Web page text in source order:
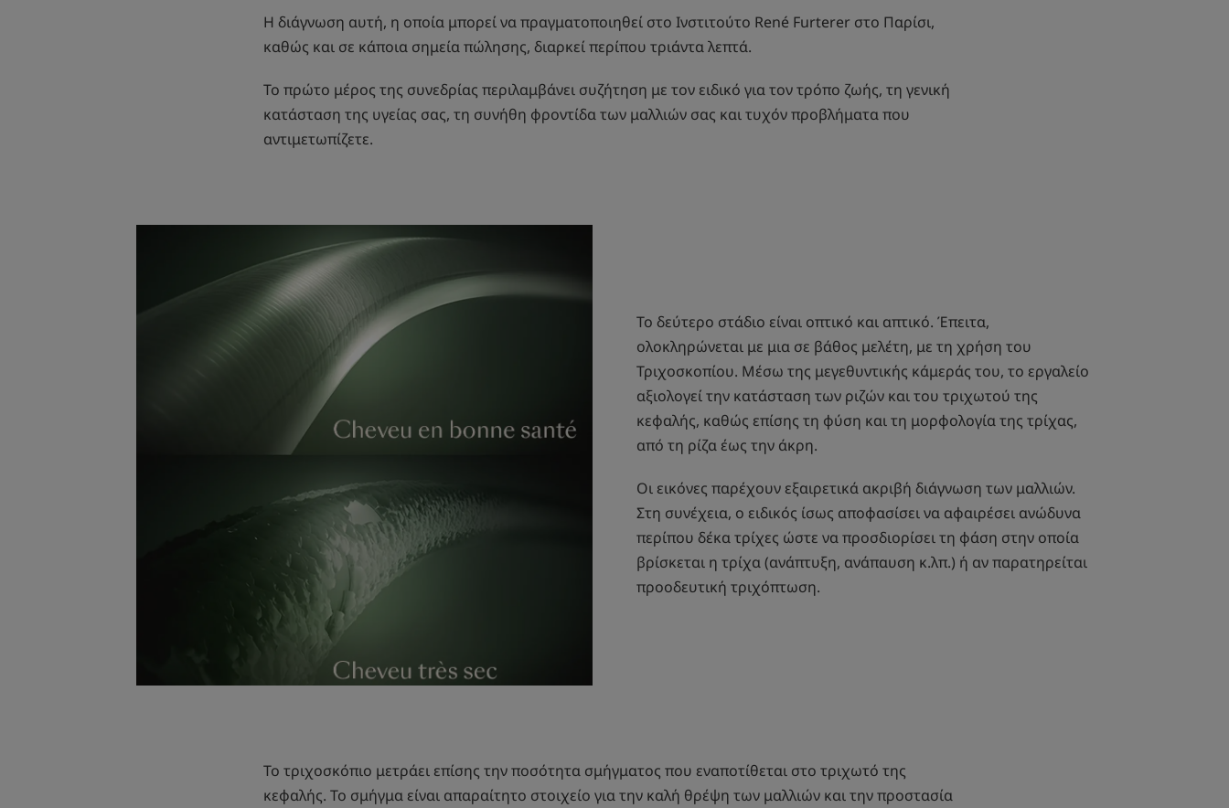
Η διάγνωση αυτή, η οποία μπορεί να πραγματοποιηθεί στο Ινστιτούτο René Furterer στο Παρίσι,
καθώς και σε κάποια σημεία πώλησης, διαρκεί περίπου τριάντα λεπτά.
Το πρώτο μέρος της συνεδρίας περιλαμβάνει συζήτηση με τον ειδικό για τον τρόπο ζωής, τη γενική
κατάσταση της υγείας σας, τη συνήθη φροντίδα των μαλλιών σας και τυχόν προβλήματα που
αντιμετωπίζετε.
Το δεύτερο στάδιο είναι οπτικό και απτικό. Έπειτα,
ολοκληρώνεται με μια σε βάθος μελέτη, με τη χρήση του
Τριχοσκοπίου. Μέσω της μεγεθυντικής κάμεράς του, το εργαλείο
αξιολογεί την κατάσταση των ριζών και του τριχωτού της
κεφαλής, καθώς επίσης τη φύση και τη μορφολογία της τρίχας,
από τη ρίζα έως την άκρη.
Οι εικόνες παρέχουν εξαιρετικά ακριβή διάγνωση των μαλλιών.
Στη συνέχεια, ο ειδικός ίσως αποφασίσει να αφαιρέσει ανώδυνα
περίπου δέκα τρίχες ώστε να προσδιορίσει τη φάση στην οποία
βρίσκεται η τρίχα (ανάπτυξη, ανάπαυση κ.λπ.) ή αν παρατηρείται
προοδευτική τριχόπτωση.
Το τριχοσκόπιο μετράει επίσης την ποσότητα σμήγματος που εναποτίθεται στο τριχωτό της
κεφαλής. Το σμήγμα είναι απαραίτητο στοιχείο για την καλή θρέψη των μαλλιών και την προστασία